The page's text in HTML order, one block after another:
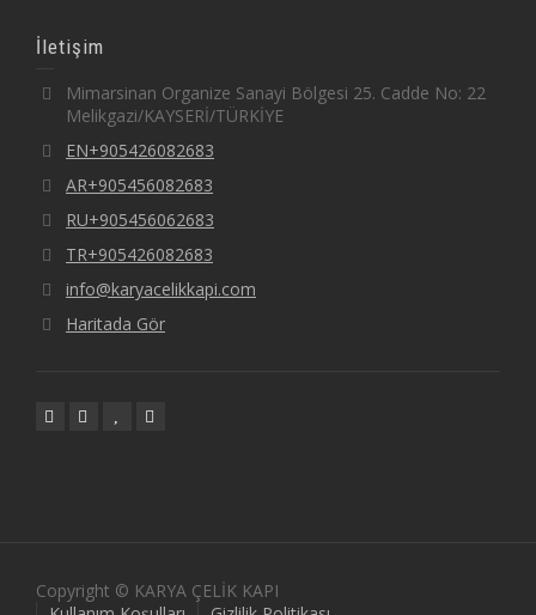
İletişim
Mimarsinan Organize Sanayi Bölgesi 25. Cadde No: 22
Melikgazi/KAYSERİ/TÜRKİYE
EN+905426082683
AR+905456082683
RU+905456062683
TR+905426082683
info@karyacelikkapi.com
Haritada Gör
Copyright © KARYA ÇELİK KAPI